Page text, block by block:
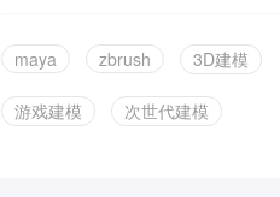
maya zbrush 3D建模
游戏建模 次世代建模